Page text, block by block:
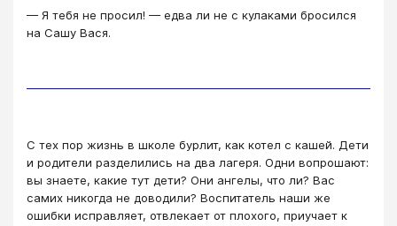
— Я тебя не просил! — едва ли не с кулаками бросился
на Сашу Вася.
С тех пор жизнь в школе бурлит, как котел с кашей. Дети
и родители разделились на два лагеря. Одни вопрошают:
вы знаете, какие тут дети? Они ангелы, что ли? Вас
самих никогда не доводили? Воспитатель наши же
ошибки исправляет, отвлекает от плохого, приучает к